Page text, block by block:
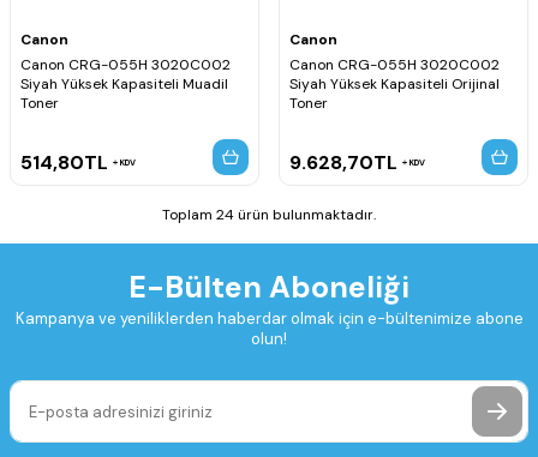
Canon
Canon CRG-055H 3020C002
Siyah Yüksek Kapasiteli Muadil
Toner
514,80TL KDV
Canon
Canon CRG-055H 3020C002
Siyah Yüksek Kapasiteli Orijinal
Toner
9.628,70TL KDV
Toplam 24 ürün bulunmaktadır.
E-Bülten Aboneliği
Kampanya ve yeniliklerden haberdar olmak için e-bültenimize abone
olun!